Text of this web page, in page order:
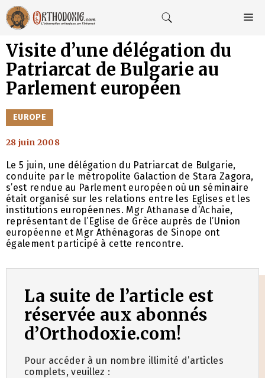
Aller
au
contenu
Visite d’une délégation du
Patriarcat de Bulgarie au
Parlement européen
CATÉGORIES
EUROPE
28 juin 2008
Le 5 juin, une délégation du Patriarcat de Bulgarie,
conduite par le métropolite Galaction de Stara Zagora,
s’est rendue au Parlement européen où un séminaire
était organisé sur les relations entre les Eglises et les
institutions européennes. Mgr Athanase d’Achaie,
représentant de l’Eglise de Grèce auprès de l’Union
européenne et Mgr Athénagoras de Sinope ont
également participé à cette rencontre.
La suite de l’article est
réservée aux abonnés
d’Orthodoxie.com!
Pour accéder à un nombre illimité d’articles
complets, veuillez :